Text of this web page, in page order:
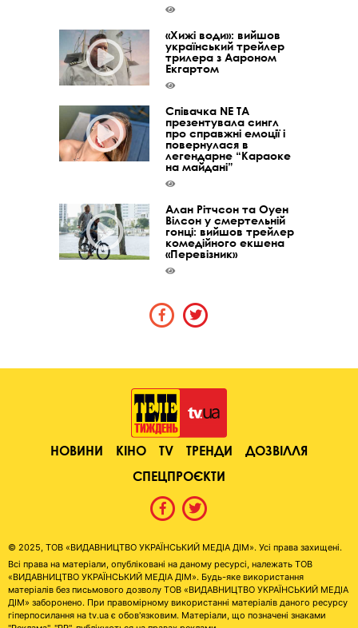
«Хижі води»: вийшов
український трейлер
трилера з Аароном
Екгартом
Співачка NE TA
презентувала сингл
про справжні емоції і
повернулася в
легендарне “Караоке
на майдані”
Алан Рітчсон та Оуен
Вілсон у смертельній
гонці: вийшов трейлер
комедійного екшена
«Перевізник»
НОВИНИ КІНО TV ТРЕНДИ
ДОЗВІЛЛЯ
СПЕЦПРОЄКТИ
© 2025, ТОВ «ВИДАВНИЦТВО УКРАЇНСЬКИЙ МЕДІА ДІМ». Усі права захищені.
Всі права на матеріали, опубліковані на даному ресурсі, належать ТОВ
«ВИДАВНИЦТВО УКРАЇНСЬКИЙ МЕДІА ДІМ». Будь-яке використання
матеріалів без письмового дозволу ТОВ «ВИДАВНИЦТВО УКРАЇНСЬКИЙ МЕДІА
ДІМ» заборонено. При правомірному використанні матеріалів даного ресурсу
гіперпосилання на tv.ua є обов'язковим. Матеріали, що позначені знаками